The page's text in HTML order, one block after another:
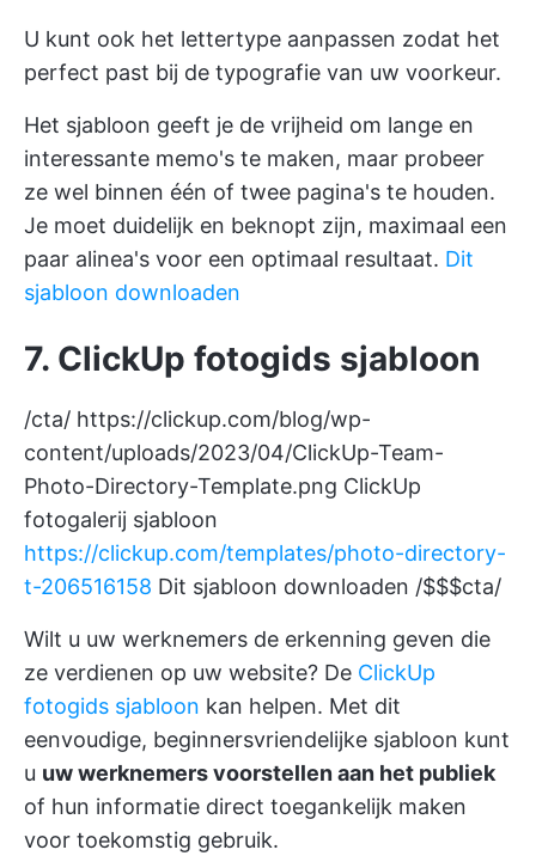
U kunt ook het lettertype aanpassen zodat het
perfect past bij de typografie van uw voorkeur.
Het sjabloon geeft je de vrijheid om lange en
interessante memo's te maken, maar probeer
ze wel binnen één of twee pagina's te houden.
Je moet duidelijk en beknopt zijn, maximaal een
paar alinea's voor een optimaal resultaat. Dit
sjabloon downloaden
7. ClickUp fotogids sjabloon
/cta/ https://clickup.com/blog/wp-
content/uploads/2023/04/ClickUp-Team-
Photo-Directory-Template.png ClickUp
fotogalerij sjabloon
https://clickup.com/templates/photo-directory-
t-206516158 Dit sjabloon downloaden /$$$cta/
Wilt u uw werknemers de erkenning geven die
ze verdienen op uw website? De ClickUp
fotogids sjabloon kan helpen. Met dit
eenvoudige, beginnersvriendelijke sjabloon kunt
u uw werknemers voorstellen aan het publiek
of hun informatie direct toegankelijk maken
voor toekomstig gebruik.